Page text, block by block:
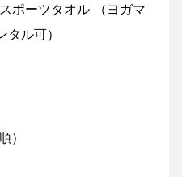
ポーツタオル （ヨガマ
タル可）
）